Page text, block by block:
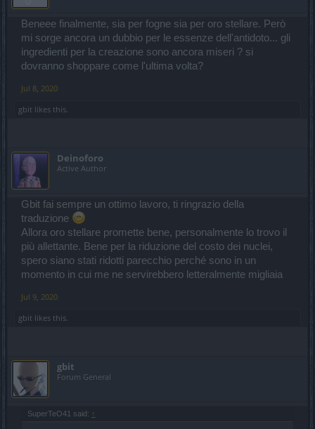
Beneee finalmente, sia per fogne sia per oro stellare. Però
mi sorge ancora un dubbio per le essenze dell'antidoto... gli
ingredienti per la creazione sono ancora miseri ? si
dovranno shoppare come l'ultima volta?
Jul 8, 2020
gbit likes this.
Deinoforo
Active Author
Gbit fai sempre un ottimo lavoro, ti ringrazio della
traduzione
Allora oro stellare promette bene, personalmente lo trovo il
più allettante. Bene per la riduzione del costo dei nuclei,
spero siano stati ridotti parecchio perché sono in un
momento in cui me ne servirebbero letteralmente migliaia
Jul 9, 2020
gbit likes this.
gbit
Forum General
SuperTeO41 said: ↑